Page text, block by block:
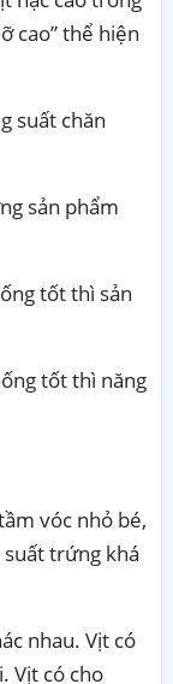
cao” thể hiện
suất chăn
sản phẩm
tốt thì sản
tốt thì năng
vóc nhỏ bé,
trứng khá
nhau. Vịt có
Vịt có cho